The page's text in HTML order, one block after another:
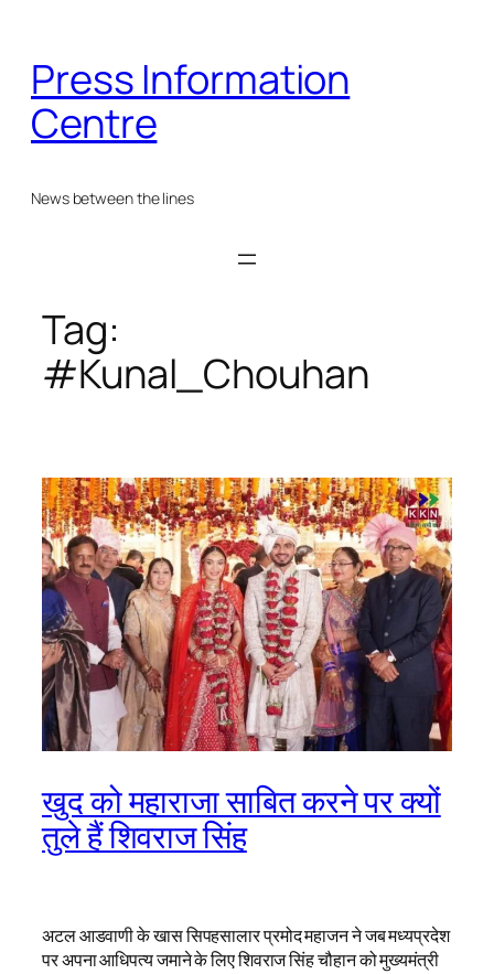
content
Press Information
Centre
News between the lines
Tag:
#Kunal_Chouhan
खुद को महाराजा साबित करने पर क्यों
तुले हैं शिवराज सिंह
अटल आडवाणी के खास सिपहसालार प्रमोद महाजन ने जब मध्यप्रदेश
पर अपना आधिपत्य जमाने के लिए शिवराज सिंह चौहान को मुख्यमंत्री